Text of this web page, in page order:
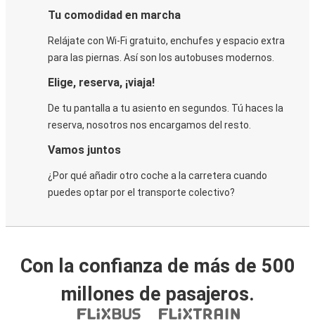
Tu comodidad en marcha
Relájate con Wi-Fi gratuito, enchufes y espacio extra
para las piernas. Así son los autobuses modernos.
Elige, reserva, ¡viaja!
De tu pantalla a tu asiento en segundos. Tú haces la
reserva, nosotros nos encargamos del resto.
Vamos juntos
¿Por qué añadir otro coche a la carretera cuando
puedes optar por el transporte colectivo?
Con la confianza de más de 500
millones de pasajeros.